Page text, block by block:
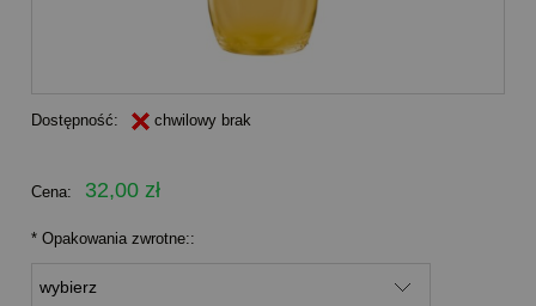
Dostępność: chwilowy brak
Cena: 32,00 zł
* Opakowania zwrotne::